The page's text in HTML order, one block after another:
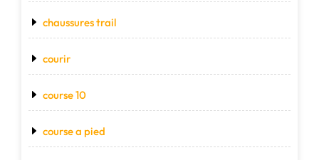
chaussures trail
courir
course 10
course a pied